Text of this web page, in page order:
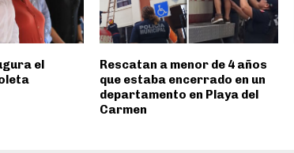
el
Rescatan a menor de 4 años
que estaba encerrado en un
departamento en Playa del
Carmen